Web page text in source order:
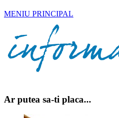
MENIU PRINCIPAL
Ar putea sa-ti placa...